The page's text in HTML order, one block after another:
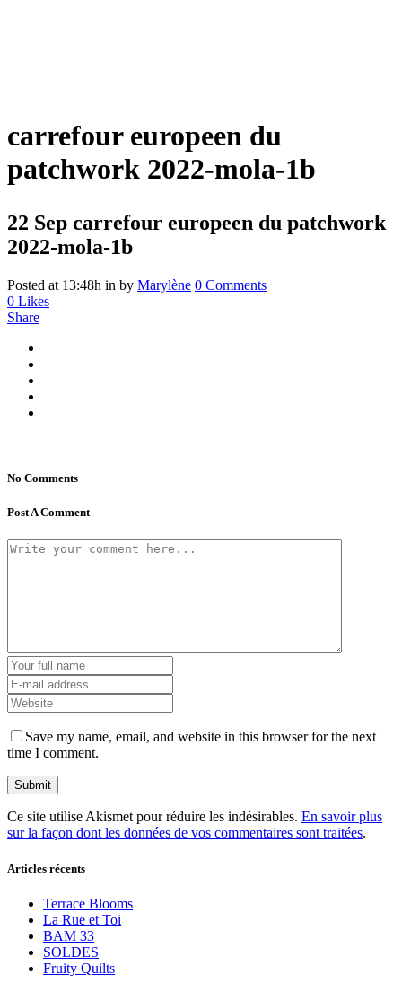
carrefour europeen du
patchwork 2022-mola-1b
22 Sep carrefour europeen du patchwork
2022-mola-1b
Posted at 13:48h in by Marylène 0 Comments
0 Likes
Share
No Comments
Post A Comment
Save my name, email, and website in this browser for the next
time I comment.
Ce site utilise Akismet pour réduire les indésirables. En savoir plus
sur la façon dont les données de vos commentaires sont traitées.
Articles récents
Terrace Blooms
La Rue et Toi
BAM 33
SOLDES
Fruity Quilts